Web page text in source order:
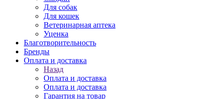
Для собак
Для кошек
Ветеринарная аптека
Уценка
Благотворительность
Бренды
Оплата и доставка
Назад
Оплата и доставка
Оплата и доставка
Гарантия на товар